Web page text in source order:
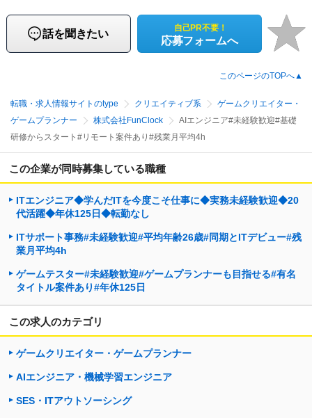
話を聞きたい 自己PR不要！
応募フォームへ
このページのTOPへ▲
転職・求人情報サイトのtype クリエイティブ系
ゲームクリエイター・
ゲームプランナー
株式会社FunClock
AIエンジニア#未経験歓迎#基礎
研修からスタート#リモート案件あり#残業月平均4h
この企業が同時募集している職種
ITエンジニア◆学んだITを今度こそ仕事に◆実務未経験歓迎◆20
代活躍◆年休125日◆転勤なし
ITサポート事務#未経験歓迎#平均年齢26歳#同期とITデビュー#残
業月平均4h
ゲームテスター#未経験歓迎#ゲームプランナーも目指せる#有名
タイトル案件あり#年休125日
この求人のカテゴリ
ゲームクリエイター・ゲームプランナー
AIエンジニア・機械学習エンジニア
SES・ITアウトソーシング